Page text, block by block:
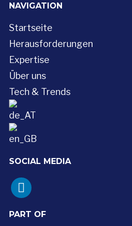
NAVIGATION
Startseite
Herausforderungen
Expertise
Über uns
Tech & Trends
SOCIAL MEDIA
linkedin
PART OF